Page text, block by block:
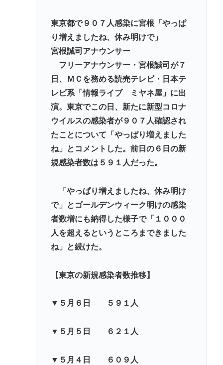
【困惑】コーラって本当に体に悪い
の？・・・・・・・・・
【画像】自分の足を撮影してみた
イチローの晩年(2011-2019)の成績、流石に擁護でき
ないwww
『ヤニねこ』新海誠、水島努、綾辻行人らクリエイ
ターが絶賛 過激描写はBPOでも議論に
避難所地獄と化す「ずっと同じ食べ物&断水でトイレ
流せず悪臭&床に直接就寝&コロナ感染」
高橋名人が左手のバネを取るため手術を決意
Powered by livedoor 相互RSS
東京都で９０７人感染に宮根「やっぱ
り増えましたね、休み明けで」
宮根誠司アナウンサー
フリーアナウンサー・宮根誠司が７
日、ＭＣを務める読売テレビ・日本テ
レビ系「情報ライブ ミヤネ屋」に出
演。東京でこの日、新たに新型コロナ
ウイルスの感染者が９０７人確認され
たことについて「やっぱり増えました
ね」とコメントした。前日の６日の新
規感染者数は５９１人だった。
「やっぱり増えましたね、休み明け
で」とゴールデンウィーク明けの感染
者数増にも納得した様子で「１０００
人を超えるというところまできました
ね」と続けた。
【東京の新規感染者数推移】
▼５月６日 ５９１人
▼５月５日 ６２１人
▼５月４日 ６０９人